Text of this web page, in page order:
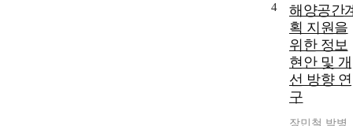
4
해양공간
획 지원을
위한 정보
현안 및 개
선 방향 연
구
장민철 ,박병